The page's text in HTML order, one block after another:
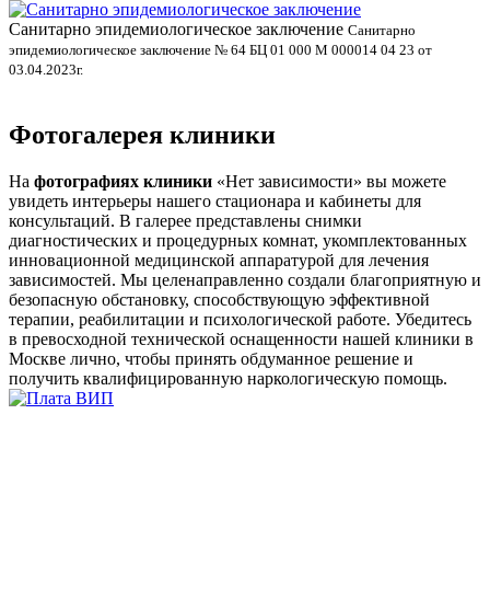
Санитарно эпидемиологическое заключение Санитарно
эпидемиологическое заключение № 64 БЦ 01 000 М 000014 04 23 от
03.04.2023г.
Фотогалерея клиники
На фотографиях клиники «Нет зависимости» вы можете
увидеть интерьеры нашего стационара и кабинеты для
консультаций. В галерее представлены снимки
диагностических и процедурных комнат, укомплектованных
инновационной медицинской аппаратурой для лечения
зависимостей. Мы целенаправленно создали благоприятную и
безопасную обстановку, способствующую эффективной
терапии, реабилитации и психологической работе. Убедитесь
в превосходной технической оснащенности нашей клиники в
Москве лично, чтобы принять обдуманное решение и
получить квалифицированную наркологическую помощь.